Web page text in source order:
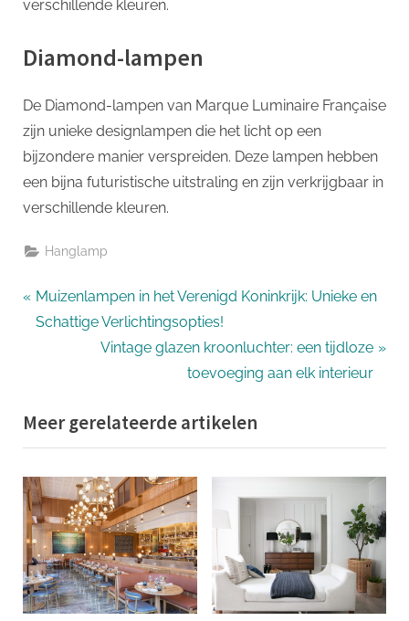
verschillende kleuren.
Diamond-lampen
De Diamond-lampen van Marque Luminaire Française
zijn unieke designlampen die het licht op een
bijzondere manier verspreiden. Deze lampen hebben
een bijna futuristische uitstraling en zijn verkrijgbaar in
verschillende kleuren.
Hanglamp
Bericht
navigatie
P
r
o
u
s
P
o
s
t
:
Muizenlampen in het Verenigd Koninkrijk: Unieke en
Schattige Verlichtingsopties!
N
t
P
o
s
t
:
Vintage glazen kroonluchter: een tijdloze
toevoeging aan elk interieur
Meer gerelateerde artikelen